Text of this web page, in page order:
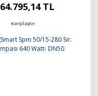
64.795,14 TL
Karşılaştır